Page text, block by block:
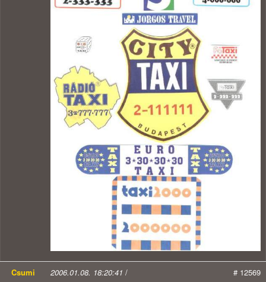
Csumi 2006.01.08. 18:20:41 /
# 12569